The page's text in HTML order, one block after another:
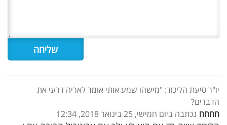
יו"ר סיעת הליכוד: "מישהו שמע אותי אומר לאריה דרעי את
הדברים?
חחחח נכתבה ביום חמישי, 25 בינואר 2018, 12:34